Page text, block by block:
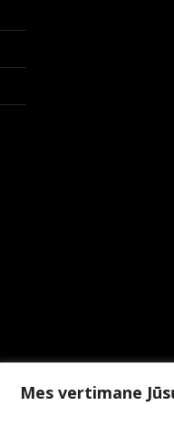
Mes vertimane